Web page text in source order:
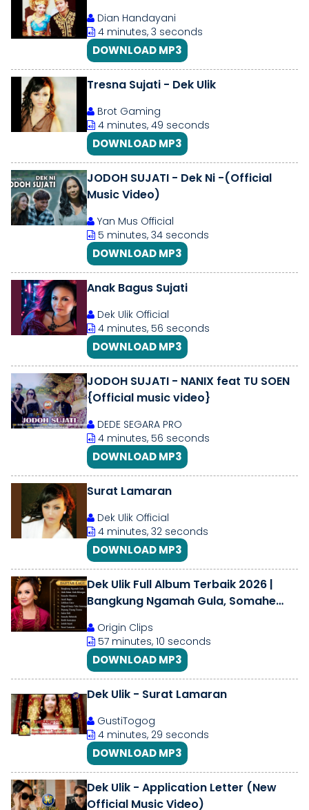
Dian Handayani
4 minutes, 3 seconds
DOWNLOAD MP3
Tresna Sujati - Dek Ulik
Brot Gaming
4 minutes, 49 seconds
DOWNLOAD MP3
JODOH SUJATI - Dek Ni -(Official
Music Video)
Yan Mus Official
5 minutes, 34 seconds
DOWNLOAD MP3
Anak Bagus Sujati
Dek Ulik Official
4 minutes, 56 seconds
DOWNLOAD MP3
JODOH SUJATI - NANIX feat TU SOEN
{Official music video}
DEDE SEGARA PRO
4 minutes, 56 seconds
DOWNLOAD MP3
Surat Lamaran
Dek Ulik Official
4 minutes, 32 seconds
DOWNLOAD MP3
Dek Ulik Full Album Terbaik 2026 |
Bangkung Ngamah Gula, Somahe
Origin Clips
57 minutes, 10 seconds
DOWNLOAD MP3
Dek Ulik - Surat Lamaran
GustiTogog
4 minutes, 29 seconds
DOWNLOAD MP3
Dek Ulik - Application Letter (New
Official Music Video)